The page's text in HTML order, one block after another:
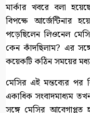
মার্কার খবরে বলা
বিপক্ষে আর্জেন্টিনার
পড়েছিলেন লিওনেল
কেন কাঁদছিলাম? এর
কয়েকটি কঠিন সময়ের মধ্য
মেসির এই মন্তব্যের পর
একাধিক সংবাদমাধ্যম
সঙ্গে মেসির আবেগাপ্লুত